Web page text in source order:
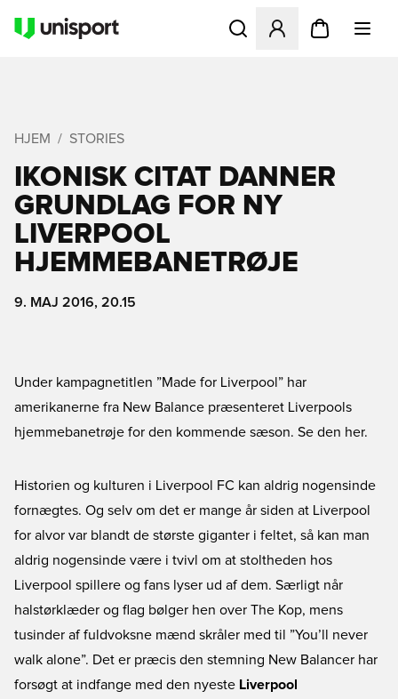
Åbner en Modal til at
HJEM STORIES
IKONISK CITAT DANNER
GRUNDLAG FOR NY
LIVERPOOL
HJEMMEBANETRØJE
9. MAJ 2016, 20.15
Under kampagnetitlen ”Made for Liverpool” har
amerikanerne fra New Balance præsenteret Liverpools
hjemmebanetrøje for den kommende sæson. Se den her.
Historien og kulturen i Liverpool FC kan aldrig nogensinde
fornægtes. Og selv om det er mange år siden at Liverpool
for alvor var blandt de største giganter i feltet, så kan man
aldrig nogensinde være i tvivl om at stoltheden hos
Liverpool spillere og fans lyser ud af dem. Særligt når
halstørklæder og flag bølger hen over The Kop, mens
tusinder af fuldvoksne mænd skråler med til ”You’ll never
walk alone”. Det er præcis den stemning New Balancer har
forsøgt at indfange med den nyeste Liverpool